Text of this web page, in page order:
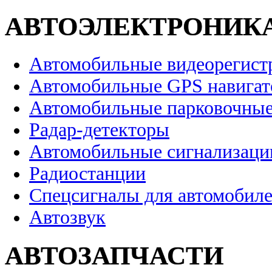
Автомобильные
Автомобильные GPS
Автомобильные
Радар-детекторы
Автомобильные
Радиостанции
Спецсигналы для
Автозвук
АВТОЗАПЧАСТИ